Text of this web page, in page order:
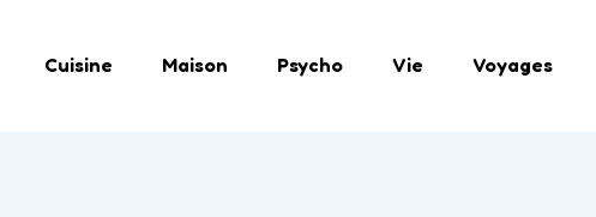
Cuisine Maison Psycho Vie Voyages